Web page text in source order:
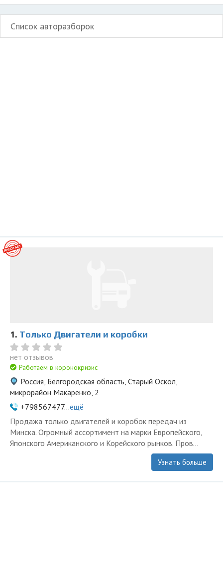
Список авторазборок
1. Только Двигатели и коробки
нет отзывов
Работаем в коронокризис
Россия, Белгородская область, Старый Оскол,
микрорайон Макаренко, 2
+798567477...ещё
Продажа только двигателей и коробок передач из
Минска. Огромный ассортимент на марки Европейского,
Японского Американского и Корейского рынков. Пров...
Узнать больше